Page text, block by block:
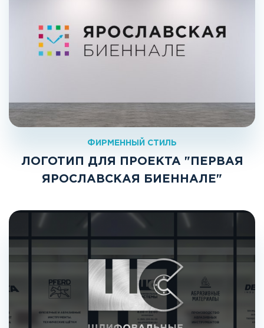
ФИРМЕННЫЙ СТИЛЬ
ЛОГОТИП ДЛЯ ПРОЕКТА "ПЕРВАЯ
ЯРОСЛАВСКАЯ БИЕННАЛЕ"